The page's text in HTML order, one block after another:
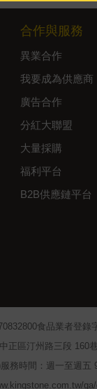
合作與服務
異業合作
我要成為供應商
廣告合作
分紅大聯盟
大量採購
福利平台
B2B供應鏈平台
食品業者登錄
正區汀州路三段 160
服務時間：週一至週五